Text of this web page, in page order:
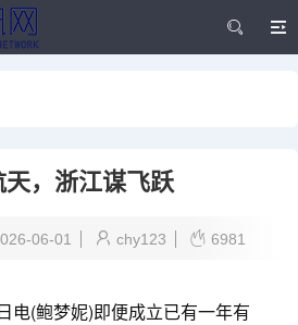
，浙江谋飞跃
06-01 chy123 6981
(鲍梦妮)即便成立已有一年有